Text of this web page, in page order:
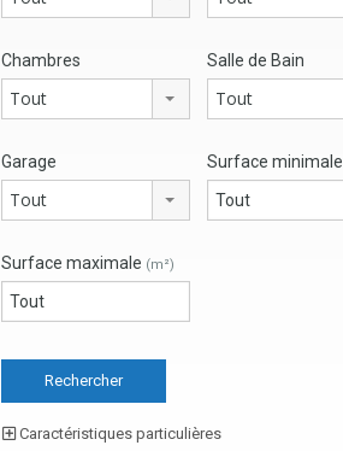
Chambres
Tout
Salle de Bain
Tout
Garage
Tout
Surface minimale
Surface maximale (m²)
Caractéristiques particulières